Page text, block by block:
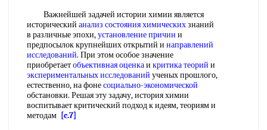
Важнейшей задачей истории химии является
исторический анализ состояния химическихзнаний
в различные эпохи,установление причин и
предпосылок крупнейших открытий и направлений
исследований. При этом особое значение
приобретаетобъективная оценкаи критика теорий и
экспериментальных исследований ученых прошлого,
естественно, на фонесоциально-экономической
обстановки. Решая эту задачу, история химии
воспитывает критический подход к идеям, теориям и
методам [c.7]